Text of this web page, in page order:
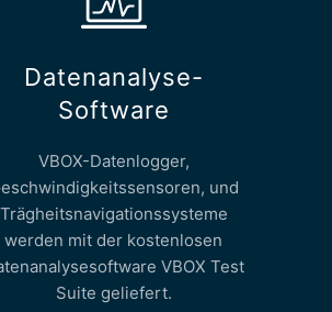
Datenanalyse-
Software
VBOX-Datenlogger,
und
Trägheitsnavigationssysteme
werden mit der kostenlosen
VBOX Test
Suite geliefert.